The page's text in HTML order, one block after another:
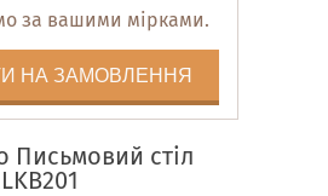
за вашими мірками.
НА ЗАМОВЛЕННЯ
Письмовий стіл